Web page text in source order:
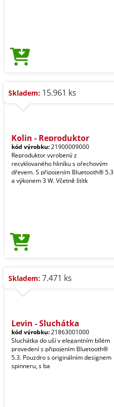
Skladem: 15.961 ks
Kolin - Reproduktor
kód výrobku:21900009000
Reproduktor vyrobený z
recyklovaného hliníku s ořechovým
dřevem. S připojením Bluetooth® 5.3
a výkonem 3 W. Včetně štítk
Skladem: 7.471 ks
Levin - Sluchátka
kód výrobku:21863001000
Sluchátka do uší v elegantním bílém
provedení s připojením Bluetooth®
5.3. Pouzdro s originálním designem
spinneru, s ba